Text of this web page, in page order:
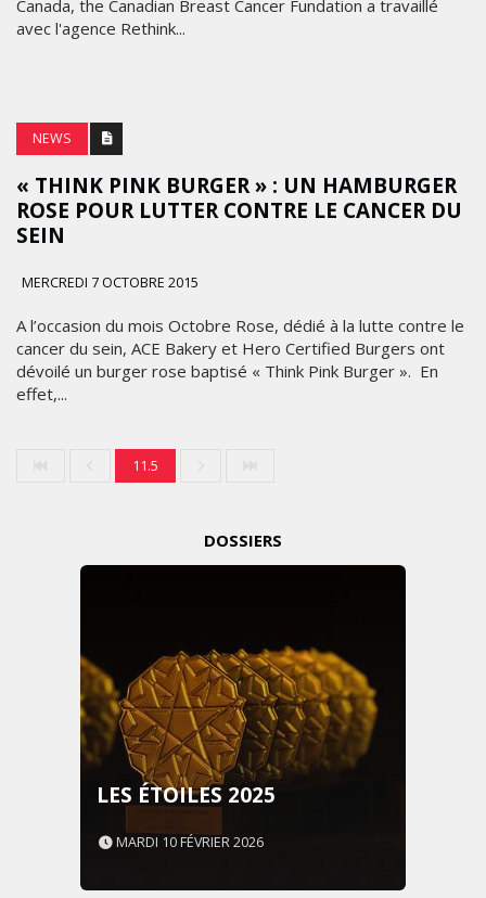
Canada, the Canadian Breast Cancer Fundation a travaillé
avec l'agence Rethink...
NEWS
« THINK PINK BURGER » : UN HAMBURGER
ROSE POUR LUTTER CONTRE LE CANCER DU
SEIN
MERCREDI 7 OCTOBRE 2015
A l’occasion du mois Octobre Rose, dédié à la lutte contre le
cancer du sein, ACE Bakery et Hero Certified Burgers ont
dévoilé un burger rose baptisé « Think Pink Burger ». En
effet,...
11.5
DOSSIERS
LES ÉTOILES 2025
MARDI 10 FÉVRIER 2026